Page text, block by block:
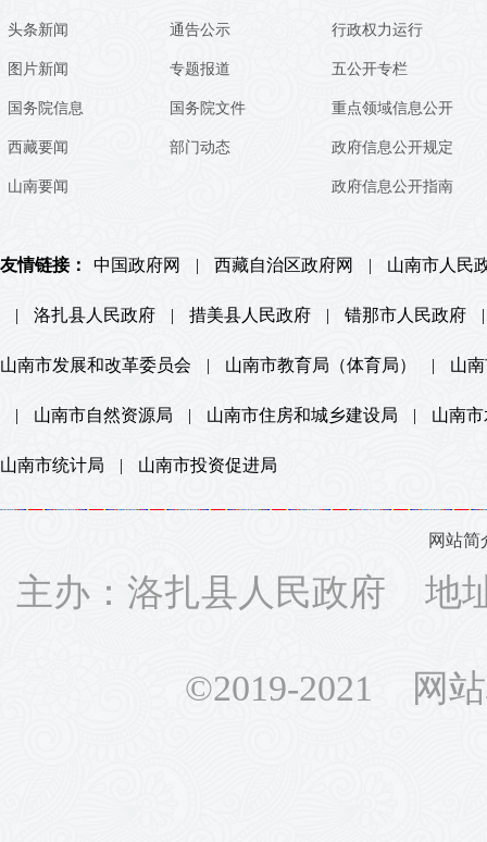
头条新闻
图片新闻
国务院信息
西藏要闻
山南要闻
通告公示
专题报道
国务院文件
部门动态
行政权力运行
五公开专栏
重点领域信息公开
政府信息公开规定
政府信息公开指南
友情链接： 中国政府网 | 西藏自治区政府网 | 山南市人民
| 洛扎县人民政府 | 措美县人民政府 | 错那市人民政府 |
山南市发展和改革委员会 | 山南市教育局（体育局） | 山
| 山南市自然资源局 | 山南市住房和城乡建设局 | 山南
山南市统计局 | 山南市投资促进局
网站简
主办：洛扎县人民政府 地
©2019-2021 网